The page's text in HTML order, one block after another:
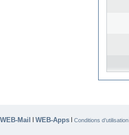
WEB-Mail | WEB-Apps | Conditions d’utilisation